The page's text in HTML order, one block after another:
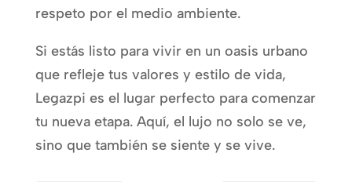
respeto por el medio ambiente.
Si estás listo para vivir en un oasis urbano
que refleje tus valores y estilo de vida,
Legazpi es el lugar perfecto para comenzar
tu nueva etapa. Aquí, el lujo no solo se ve,
sino que también se siente y se vive.